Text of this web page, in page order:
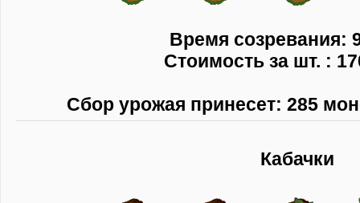
Время созревания:
Стоимость за шт. :
Сбор урожая принесет: 285
Кабачки